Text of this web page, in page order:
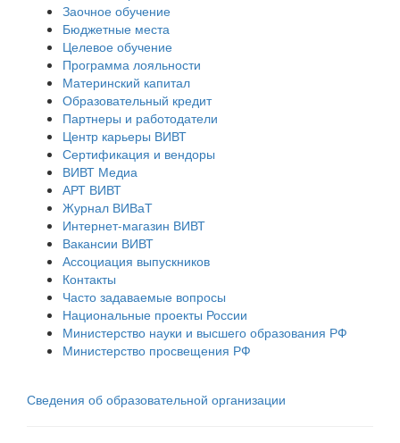
Заочное обучение
Бюджетные места
Целевое обучение
Программа лояльности
Материнский капитал
Образовательный кредит
Партнеры и работодатели
Центр карьеры ВИВТ
Сертификация и вендоры
ВИВТ Медиа
АРТ ВИВТ
Журнал ВИВаТ
Интернет-магазин ВИВТ
Вакансии ВИВТ
Ассоциация выпускников
Контакты
Часто задаваемые вопросы
Национальные проекты России
Министерство науки и высшего образования РФ
Министерство просвещения РФ
Сведения об образовательной организации